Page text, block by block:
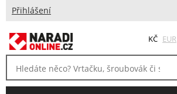
Přihlášení
KČ EUR